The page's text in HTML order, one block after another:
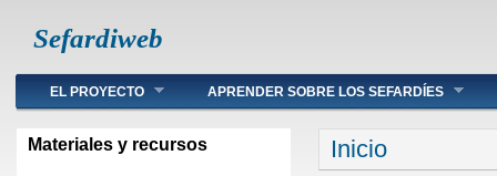
Sefardiweb
Main menu
EL PROYECTO APRENDER SOBRE LOS SEFARDÍES
Materiales y recursos Se encuentra
Inicio